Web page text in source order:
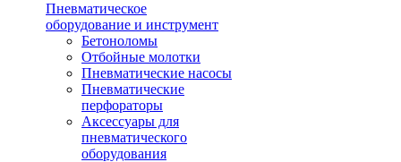
Пневматическое
оборудование и инструмент
Бетоноломы
Отбойные молотки
Пневматические насосы
Пневматические
перфораторы
Аксессуары для
пневматического
оборудования